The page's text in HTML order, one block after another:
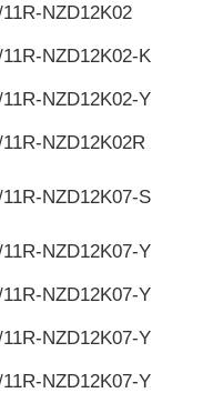
NZD12K02
NZD12K02-K
NZD12K02-Y
NZD12K02R
NZD12K07-S
NZD12K07-Y
NZD12K07-Y
NZD12K07-Y
NZD12K07-Y